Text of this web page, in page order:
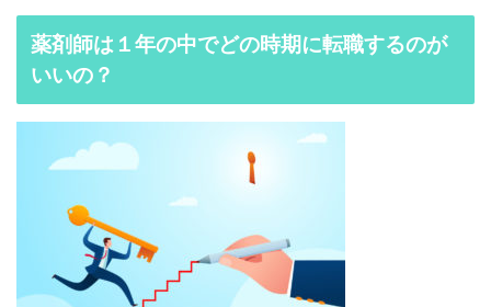
薬剤師は１年の中でどの時期に転職するのが
いいの？